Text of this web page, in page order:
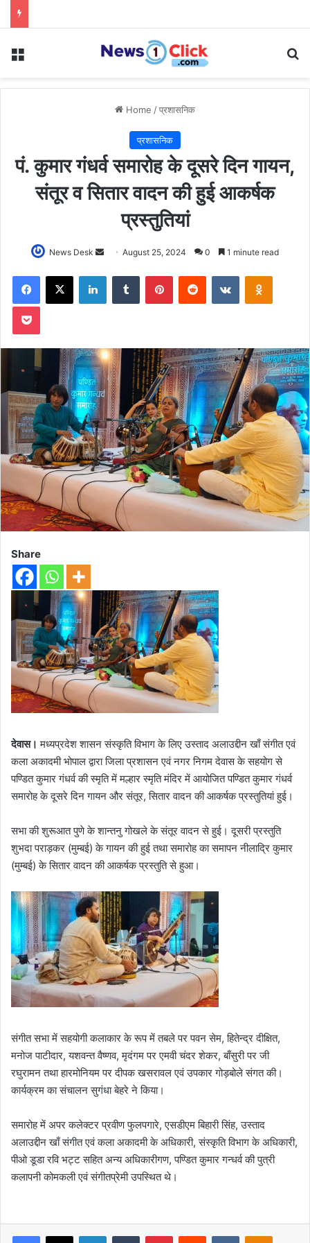
Menu
Home /प्रशासनिक
प्रशासनिक
पं. कुमार गंधर्व समारोह के दूसरे दिन गायन,
संतूर व सितार वादन की हुई आकर्षक
प्रस्तुतियां
News Desk
Send
email
August 25, 2024 0 1 minute read
Facebook
X LinkedInTumblr PinterestReddit VKontakte
Pocket
Share
देवास। मध्यप्रदेश शासन संस्कृति विभाग के लिए उस्ताद अलाउद्दीन खाँ संगीत एवं
कला अकादमी भोपाल द्वारा जिला प्रशासन एवं नगर निगम देवास के सहयोग से
पण्डित कुमार गंधर्व की स्मृति में मल्हार स्मृति मंदिर में आयोजित पण्डित कुमार गंधर्व
समारोह के दूसरे दिन गायन और संतूर, सितार वादन की आकर्षक प्रस्तुतियां हुई।
सभा की शुरूआत पुणे के शान्तनु गोखले के संतूर वादन से हुई। दूसरी प्रस्तुति
शुभदा पराड़कर (मुम्बई) के गायन की हुई तथा समारोह का समापन नीलाद्रि कुमार
(मुम्बई) के सितार वादन की आकर्षक प्रस्तुति से हुआ।
संगीत सभा में सहयोगी कलाकार के रूप में तबले पर पवन सेम, हितेन्द्र दीक्षित,
मनोज पाटीदार, यशवन्त वैष्णव, मृदंगम पर एमवी चंदर शेकर, बाँसुरी पर जी
रघुरामन तथा हारमोनियम पर दीपक खसरावल एवं उपकार गोड़बोले संगत की।
कार्यक्रम का संचालन सुगंधा बेहरे ने किया।
समारोह में अपर कलेक्‍टर प्रवीण फुलपगारे, एसडीएम बिहारी सिंह, उस्ताद
अलाउद्दीन खाँ संगीत एवं कला अकादमी के अधिकारी, संस्‍कृति विभाग के अधिकारी,
पीओ डूडा रवि भट्ट सहित अन्‍य अधिकारीगण, पण्डित कुमार गन्धर्व की पुत्री
कलापनी कोमकली एवं संगीतप्रेमी उपस्थित थे।
Facebook
X LinkedInTumblr PinterestReddit VKontakte